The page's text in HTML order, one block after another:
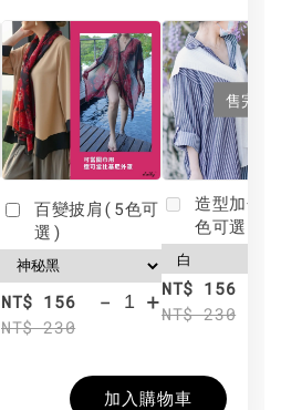
百變披肩(5色可
選)
NT$ 156
NT$ 230
- +
售完
造型加分
色可選)
NT$ 156
NT$ 230
加入購物車